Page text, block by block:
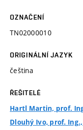
OZNAČENÍ
TN02000010
ORIGINÁLNÍ JAZYK
čeština
ŘEŠITELÉ
Hartl Martin, prof.
Dlouhý Ivo, prof. Ing.,